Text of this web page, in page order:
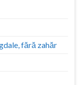
fără zahăr